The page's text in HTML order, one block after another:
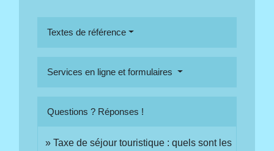
Textes de référence
Services en ligne et formulaires
Questions ? Réponses !
Taxe de séjour touristique : quels sont les